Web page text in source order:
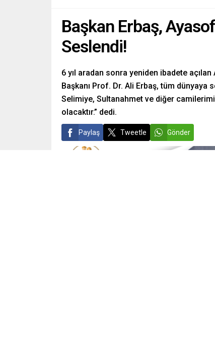
Başkan Erbaş,
Seslendi!
6 yıl aradan sonra yeniden ibadete
Başkanı Prof. Dr. Ali Erbaş, tüm dünyaya
Selimiye, Sultanahmet ve diğer
olacaktır.” dedi.
Paylaş Tweetle Gönder